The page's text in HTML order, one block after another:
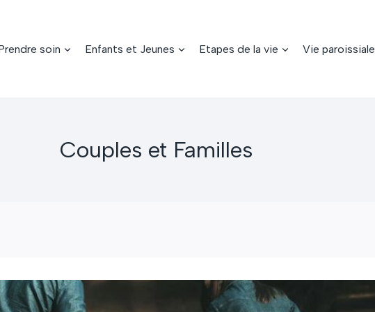
soin Enfants et Jeunes Etapes de la vie Vie paroissiale
Couples et Familles